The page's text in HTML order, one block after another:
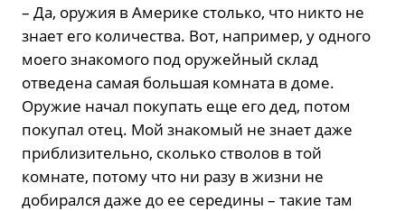
– Да, оружия в Америке столько, что никто не
знает его количества. Вот, например, у одного
моего знакомого под оружейный склад
отведена самая большая комната в доме.
Оружие начал покупать еще его дед, потом
покупал отец. Мой знакомый не знает даже
приблизительно, сколько стволов в той
комнате, потому что ни разу в жизни не
добирался даже до ее середины – такие там